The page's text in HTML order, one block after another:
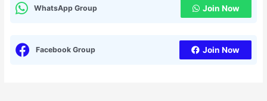
WhatsApp Group Join Now
Facebook Group Join Now